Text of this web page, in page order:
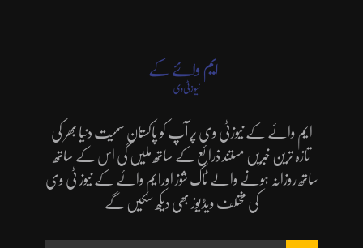
ایم وائے کے نیوزٹی وی پر آپ کو پاکستان سمیت دنیا بھر کی
تازہ ترین خبریں مستند ذرائع کے ساتھ ملیں گی اس کے ساتھ
ساتھ روزانہ ہونے والے ٹاک شوز اورایم وائے کے نیوز ٹی وی
کی مختلف ویڈیوز بھی دیکھ سکیں گے